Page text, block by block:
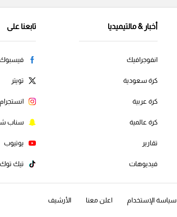
أخبار & مالتيميديا
انفوجرافيك
كرة سعودية
كرة عربية
كرة عالمية
تقارير
فيديوهات
تابعنا على
فيسبوك
تويتر
انستجرام
سناب
يوتيوب
تيك توك
سياسة الإستخدام اعلن معنا الأرشيف